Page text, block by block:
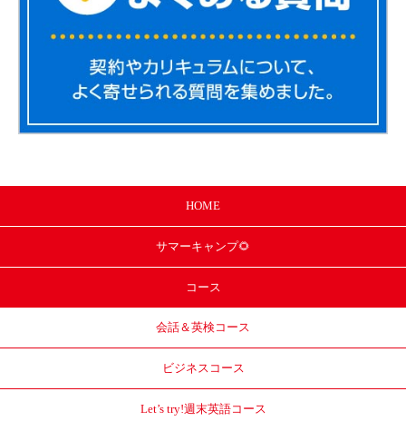
HOME
サマーキャンプ🌻
コース
会話＆英検コース
ビジネスコース
Let’s try!週末英語コース